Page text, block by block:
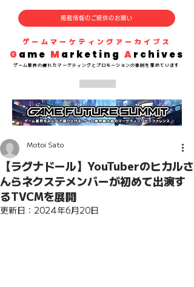
G ame M arketing Archives
​ゲーム業界の優れた マーケティングとプロモーションの事例を集めています
掲載情報のご提供のお願い
​ゲームマーケティングアーカイブス
【ラグナドール】YouTuberのヒカルさ
んらネクステメンバーが初めて出演す
るTVCMを展開
Motoi Sato
更新日： 2024年6月20日